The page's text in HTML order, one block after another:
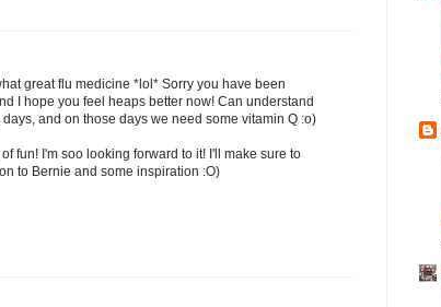
great flu medicine *lol* Sorry you have been
I hope you feel heaps better now! Can understand
and on those days we need some vitamin Q :o)
fun! I'm soo looking forward to it! I'll make sure to
to Bernie and some inspiration :O)